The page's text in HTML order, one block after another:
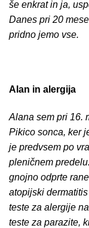
še enkrat in ja,
Danes pri 20
pridno jemo vse.
Alan in alergija
Alana sem pri 16.
Pikico sonca, ker
je predvsem po
pleničnem
gnojno odprte
atopijski
teste za alergije
teste za parazite,